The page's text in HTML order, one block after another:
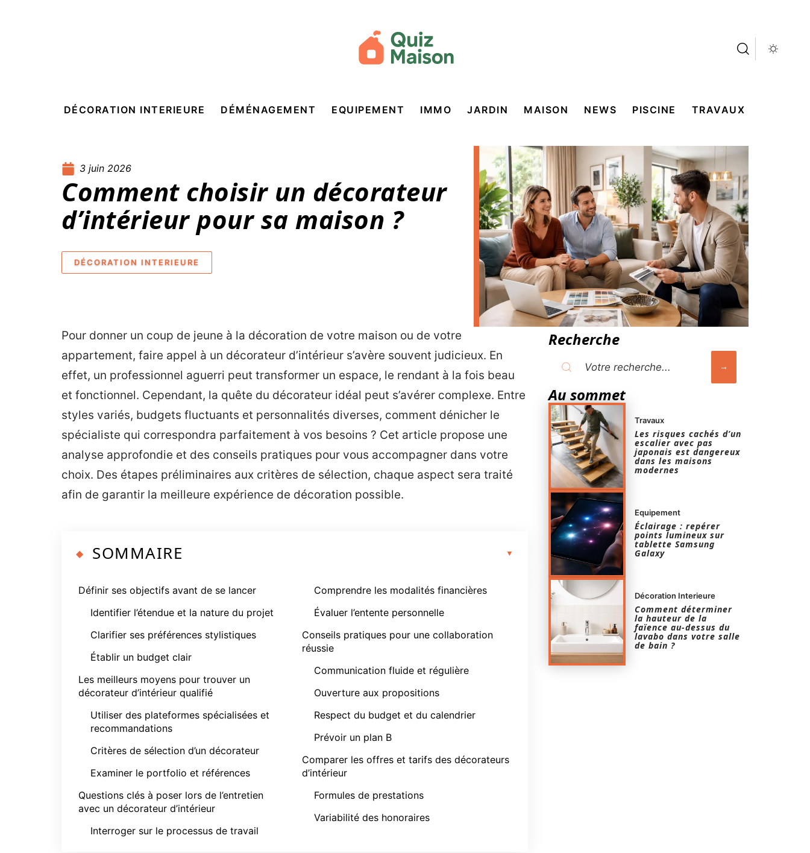
DÉCORATION INTERIEURE DÉMÉNAGEMENT EQUIPEMENT IMMO JARDIN MAISON NEWS PISCINE TRAVAUX
3 juin 2026
Comment choisir un décorateur
d’intérieur pour sa maison ?
DÉCORATION INTERIEURE
Pour donner un coup de jeune à la décoration de votre maison ou de votre
appartement, faire appel à un décorateur d’intérieur s’avère souvent judicieux. En
effet, un professionnel aguerri peut transformer un espace, le rendant à la fois beau
et fonctionnel. Cependant, la quête du décorateur idéal peut s’avérer complexe. Entre
styles variés, budgets fluctuants et personnalités diverses, comment dénicher le
spécialiste qui correspondra parfaitement à vos besoins ? Cet article propose une
analyse approfondie et des conseils pratiques pour vous accompagner dans votre
choix. Des étapes préliminaires aux critères de sélection, chaque aspect sera traité
afin de garantir la meilleure expérience de décoration possible.
SOMMAIRE
Définir ses objectifs avant de se lancer
Identifier l’étendue et la nature du projet
Clarifier ses préférences stylistiques
Établir un budget clair
Les meilleurs moyens pour trouver un
décorateur d’intérieur qualifié
Utiliser des plateformes spécialisées et
recommandations
Critères de sélection d’un décorateur
Examiner le portfolio et références
Questions clés à poser lors de l’entretien
avec un décorateur d’intérieur
Interroger sur le processus de travail
Comprendre les modalités financières
Évaluer l’entente personnelle
Conseils pratiques pour une collaboration
réussie
Communication fluide et régulière
Ouverture aux propositions
Respect du budget et du calendrier
Prévoir un plan B
Comparer les offres et tarifs des décorateurs
d’intérieur
Formules de prestations
Variabilité des honoraires
Recherche
Au sommet
Travaux
Les risques cachés d’un
escalier avec pas
japonais est dangereux
dans les maisons
modernes
Equipement
Éclairage : repérer
points lumineux sur
tablette Samsung
Galaxy
Décoration Interieure
Comment déterminer
la hauteur de la
faïence au-dessus du
lavabo dans votre salle
de bain ?